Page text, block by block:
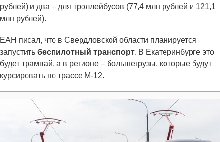
рублей) и два – для троллейбусов (77,4 млн рублей и 121,1
млн рублей).
ЕАН писал, что в Свердловской области планируется
запустить беспилотный транспорт. В Екатеринбурге это
будет трамвай, а в регионе – большегрузы, которые будут
курсировать по трассе М-12.